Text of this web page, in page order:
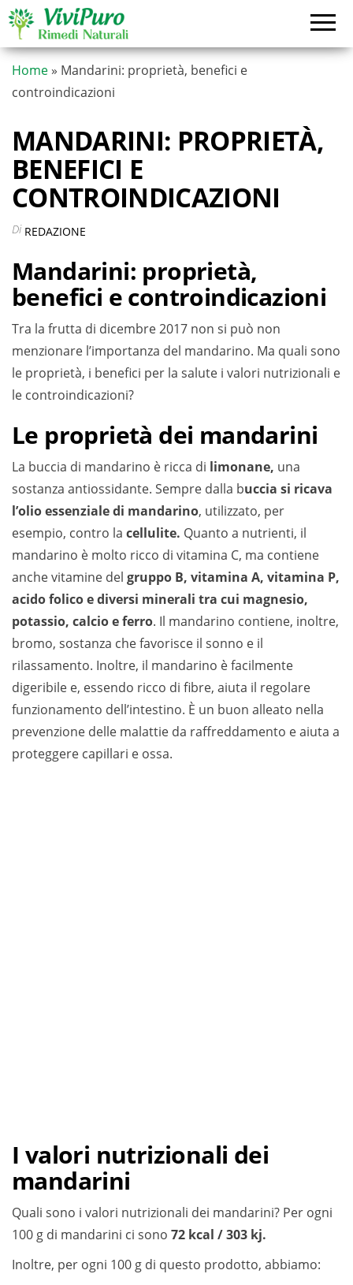
Vai
contenuto
Home » Mandarini: proprietà, benefici e
controindicazioni
MANDARINI: PROPRIETÀ,
BENEFICI E
CONTROINDICAZIONI
Di REDAZIONE
Mandarini: proprietà,
benefici e controindicazioni
Tra la frutta di dicembre 2017 non si può non
menzionare l’importanza del mandarino. Ma quali sono
le proprietà, i benefici per la salute i valori nutrizionali e
le controindicazioni?
Le proprietà dei mandarini
La buccia di mandarino è ricca di limonane, una
sostanza antiossidante. Sempre dalla buccia si ricava
l’olio essenziale di mandarino, utilizzato, per
esempio, contro la cellulite. Quanto a nutrienti, il
mandarino è molto ricco di vitamina C, ma contiene
anche vitamine del gruppo B, vitamina A, vitamina P,
acido folico e diversi minerali tra cui magnesio,
potassio, calcio e ferro. Il mandarino contiene, inoltre,
bromo, sostanza che favorisce il sonno e il
rilassamento. Inoltre, il mandarino è facilmente
digeribile e, essendo ricco di fibre, aiuta il regolare
funzionamento dell’intestino. È un buon alleato nella
prevenzione delle malattie da raffreddamento e aiuta a
proteggere capillari e ossa.
I valori nutrizionali dei
mandarini
Quali sono i valori nutrizionali dei mandarini? Per ogni
100 g di mandarini ci sono 72 kcal / 303 kj.
Inoltre, per ogni 100 g di questo prodotto, abbiamo: